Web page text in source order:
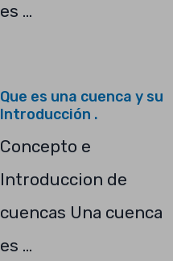
es …
Que es una cuenca y su
Introducción .
Concepto e
Introduccion de
cuencas Una cuenca
es …